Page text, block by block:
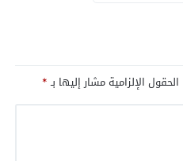
الحقول الإلزامية مشار إليها بـ*